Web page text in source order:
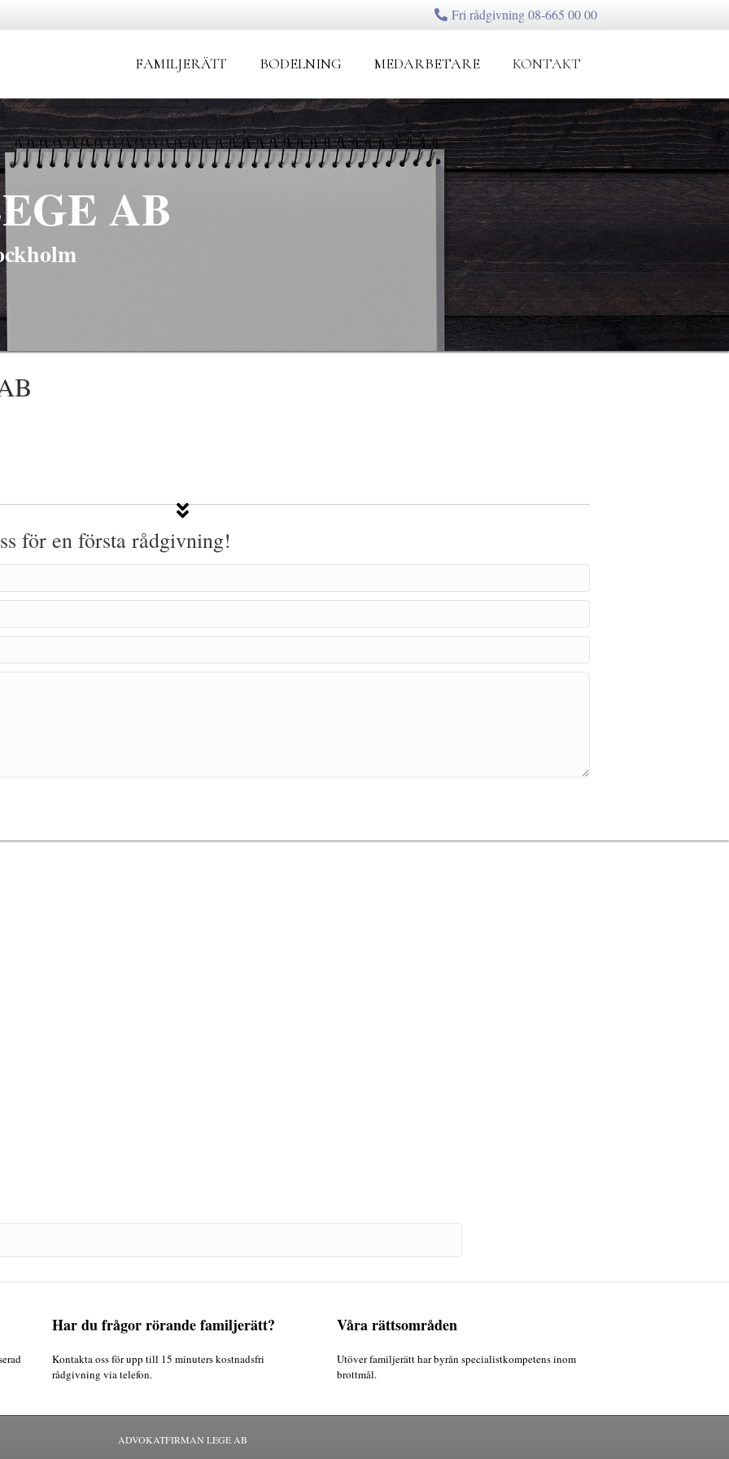
Fri rådgivning 08-665 00 00
FAMILJERÄTT BODELNING MEDARBETARE KONTAKT
AB
för en första rådgivning!
Har du frågor rörande familjerätt?
Kontakta oss för upp till 15 minuters kostnadsfri
rådgivning via telefon.
Våra rättsområden
Utöver familjerätt har byrån specialistkompetens inom
brottmål.
ADVOKATFIRMAN LEGE AB